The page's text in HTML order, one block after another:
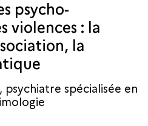
psycho-
violences : la
la
psychiatre spécialisée en